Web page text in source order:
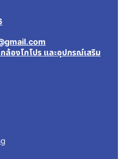
ล้องโกโปร และอุปกรณ์เสริม